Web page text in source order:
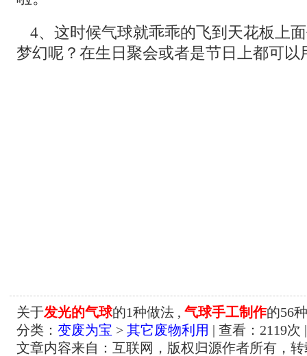
4、这时候气球就乖乖的飞到天花板上
梦幻呢？在生日聚会或者是节日上都可以
关于发光的气球的1种做法 , 气球手工制作的56
分类： 变废为宝 > 其它废物利用 | 查看： 2119次
文章内容来自：互联网，版权归源作者所有，